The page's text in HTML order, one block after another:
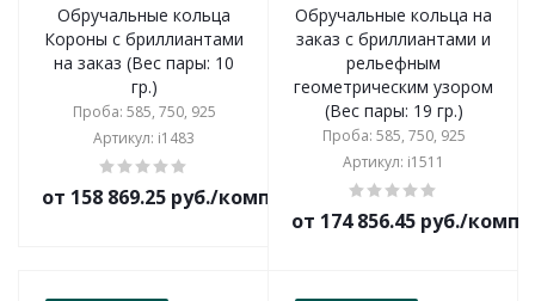
Обручальные кольца
Короны с бриллиантами
на заказ (Вес пары: 10
гр.)
Проба: 585, 750, 925
Артикул: i1483
от 158 869.25 руб./комплект
Обручальные кольца на
заказ с бриллиантами и
рельефным
геометрическим узором
(Вес пары: 19 гр.)
Проба: 585, 750, 925
Артикул: i1511
от 174 856.45 руб./